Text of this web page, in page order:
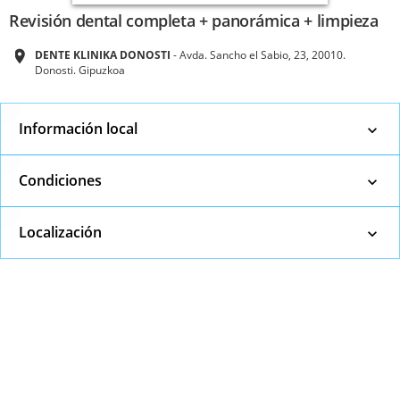
Revisión dental completa + panorámica + limpieza
DENTE KLINIKA DONOSTI
Avda. Sancho el Sabio, 23, 20010.
Donosti. Gipuzkoa
Información local
Condiciones
Localización